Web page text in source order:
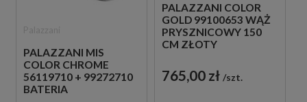
PALAZZANI MIS
COLOR CHROME
56119710 + 99272710
BATERIA
PALAZZANI COLOR
GOLD 99100653 WĄŻ
PRYSZNICOWY 150
CM ZŁOTY
765,00 zł szt.